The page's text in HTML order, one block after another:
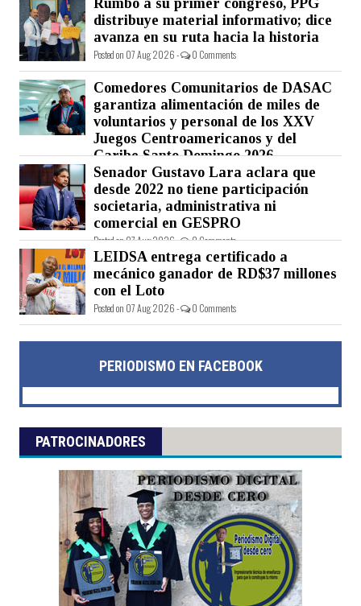
Posted on 07 Aug 2026 - 0 Comments
distribuye material informativo; dice
avanza en su ruta hacia la historia
Posted on 07 Aug 2026 - 0 Comments
Comedores Comunitarios de DASAC
garantiza alimentación de miles de
voluntarios y personal de los XXV
Juegos Centroamericanos y del
Caribe Santo Domingo 2026
Posted on 07 Aug 2026 - 0 Comments
Senador Gustavo Lara aclara que
desde 2022 no tiene participación
societaria, administrativa ni
comercial en GESPRO
Posted on 07 Aug 2026 - 0 Comments
LEIDSA entrega certificado a
mecánico ganador de RD$37 millones
con el Loto
Posted on 07 Aug 2026 - 0 Comments
PERIODISMO EN FACEBOOK
PATROCINADORES